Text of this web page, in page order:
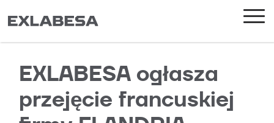
EXLABESA ogłasza
przejęcie francuskiej